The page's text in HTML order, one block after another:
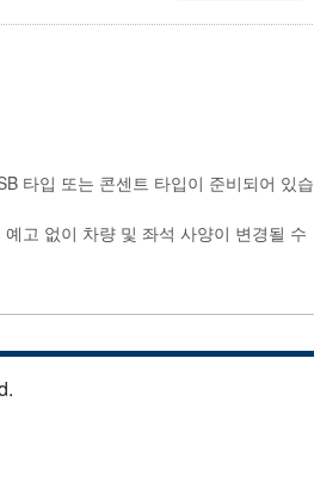
타입 또는 콘센트 타입이 준비되어 있습
고 없이 차량 및 좌석 사양이 변경될 수